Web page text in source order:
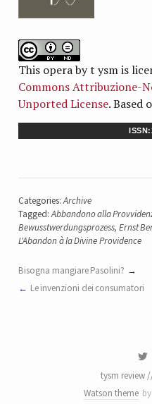
This opera by t ysm is
Commons Attribuzione-
Unported License. Based
Categories:Archive
Tagged:Abbandono alla
Bewusstwerdungsprozess, Ernst
L'Aban­don à la Divine Providence
Bisogna mangiare Pasolini?
Le invenzioni dei consumatori
tysm review
Watson theme by